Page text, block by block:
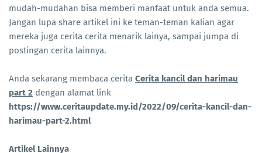
mudah-mudahan bisa memberi manfaat untuk anda semua.
Jangan lupa share artikel ini ke teman-teman kalian agar
mereka juga cerita cerita menarik lainya, sampai jumpa di
postingan cerita lainnya.
Anda sekarang membaca cerita Cerita kancil dan harimau
part 2 dengan alamat link
https://www.ceritaupdate.my.id/2022/09/cerita-kancil-dan-
harimau-part-2.html
Artikel Lainnya